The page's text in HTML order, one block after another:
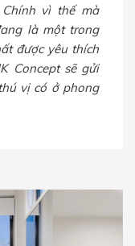
vì thế mà
là một trong
được yêu thích
Concept sẽ gửi
vị có ở phong